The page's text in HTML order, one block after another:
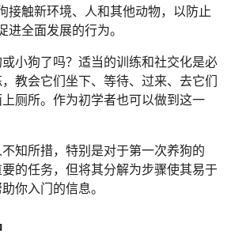
接触新环境、人和其他动物，以防止
进全面发展的行为。
小狗了吗？适当的训练和社交化是必
教会它们坐下、等待、过来、去它们
厕所。作为初学者也可以做到这一
知所措，特别是对于第一次养狗的
的任务，但将其分解为步骤使其易于
你入门的信息。